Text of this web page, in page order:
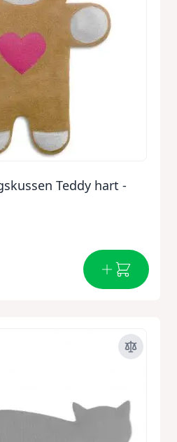
Teddy hart -